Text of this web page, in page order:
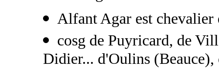
Alfant Agar est
cosg de Puyricard, de
Didier... d'Oulins